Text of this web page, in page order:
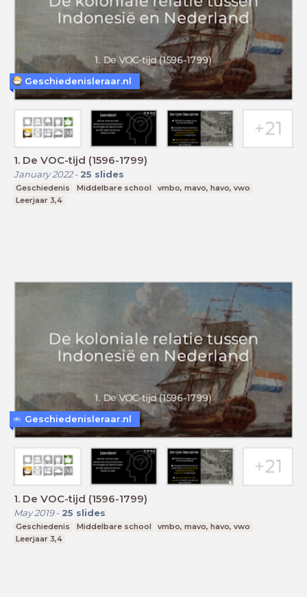
1. De VOC-tijd (1596-1799)
January 2022- 25 slides
Geschiedenis Middelbare school
vmbo, mavo, havo, vwo
Leerjaar 3,4
Geschiedenisleraar.nl
1. De VOC-tijd (1596-1799)
May 2019- 25 slides
Geschiedenis Middelbare school
vmbo, mavo, havo, vwo
Leerjaar 3,4
Geschiedenisleraar.nl